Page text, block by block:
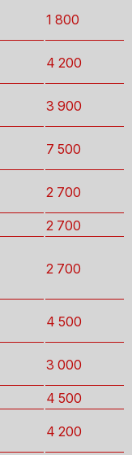
1 800
4 200
3 900
7 500
2 700
2 700
2 700
4 500
3 000
4 500
4 200